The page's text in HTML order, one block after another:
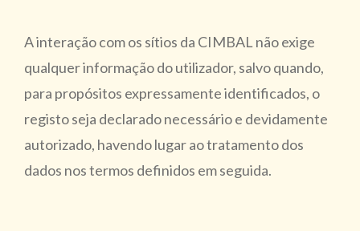
A interação com os sítios da CIMBAL não exige
qualquer informação do utilizador, salvo quando,
para propósitos expressamente identificados, o
registo seja declarado necessário e devidamente
autorizado, havendo lugar ao tratamento dos
dados nos termos definidos em seguida.